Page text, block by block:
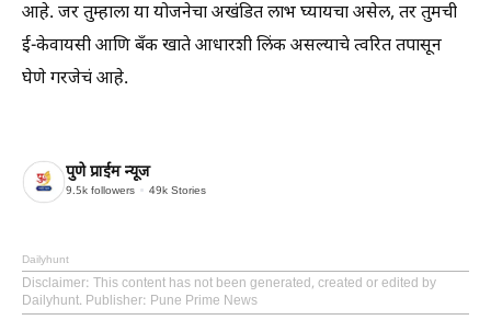
आहे. जर तुम्हाला या योजनेचा अखंडित लाभ घ्यायचा असेल, तर तुमची
ई-केवायसी आणि बँक खाते आधारशी लिंक असल्याचे त्वरित तपासून
घेणे गरजेचं आहे.
पुणे प्राईम न्यूज
9.5k followers 49k Stories
Dailyhunt
Disclaimer: This content has not been generated, created or edited by
Dailyhunt. Publisher: Pune Prime News